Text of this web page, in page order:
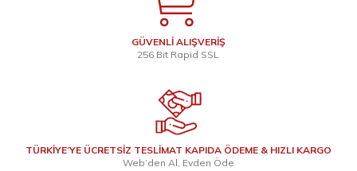
GÜVENLİ ALIŞVERİŞ
256 Bit Rapid SSL
TÜRKİYE’YE ÜCRETSİZ TESLİMAT KAPIDA ÖDEME & HIZLI KARGO
Web’den Al, Evden Öde